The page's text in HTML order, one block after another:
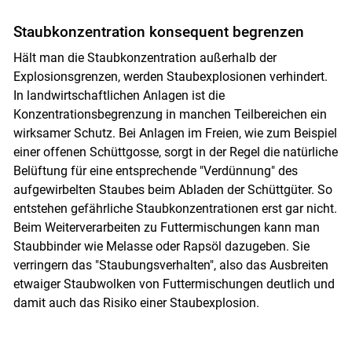
Staubkonzentration konsequent begrenzen
Hält man die Staubkonzentration außerhalb der
Explosionsgrenzen, werden Staubexplosionen verhindert.
In landwirtschaftlichen Anlagen ist die
Konzentrationsbegrenzung in manchen Teilbereichen ein
wirksamer Schutz. Bei Anlagen im Freien, wie zum Beispiel
einer offenen Schüttgosse, sorgt in der Regel die natürliche
Belüftung für eine entsprechende "Verdünnung" des
aufgewirbelten Staubes beim Abladen der Schüttgüter. So
entstehen gefährliche Staubkonzentrationen erst gar nicht.
Beim Weiterverarbeiten zu Futtermischungen kann man
Staubbinder wie Melasse oder Rapsöl dazugeben. Sie
verringern das "Staubungsverhalten", also das Ausbreiten
etwaiger Staubwolken von Futtermischungen deutlich und
damit auch das Risiko einer Staubexplosion.